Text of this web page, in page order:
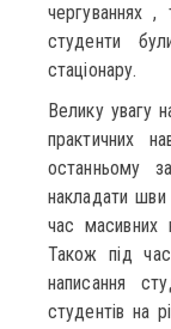
чергуваннях ,
студенти
стаціонару.
Велику увагу
практичних
останньому
накладати шви
час масивних
Також під
написання
студентів на